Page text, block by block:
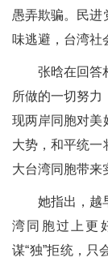
愚弄欺骗。民进
味逃避，台湾社
张晗在回答
所做的一切努
现两岸同胞对美
大势，和平统一
大台湾同胞带来
她指出，越
湾同胞过上更
谋“独”拒统，只